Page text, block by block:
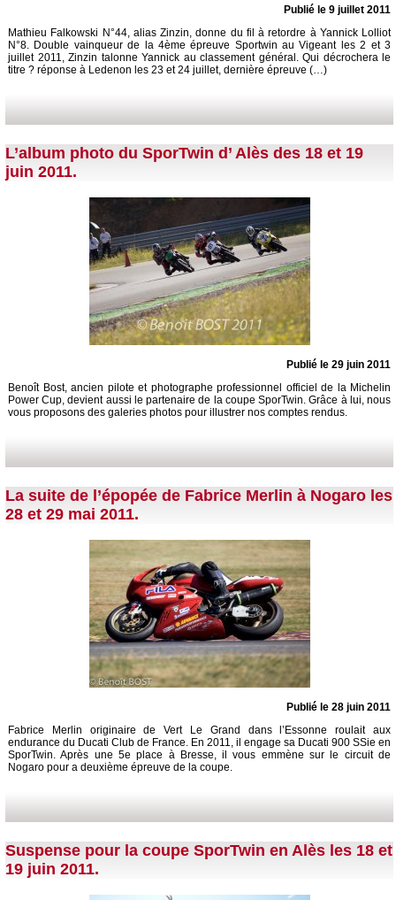
Publié le 9 juillet 2011
Mathieu Falkowski N°44, alias Zinzin, donne du fil à retordre à Yannick Lolliot
N°8. Double vainqueur de la 4ème épreuve Sportwin au Vigeant les 2 et 3
juillet 2011, Zinzin talonne Yannick au classement général. Qui décrochera le
titre ? réponse à Ledenon les 23 et 24 juillet, dernière épreuve (…)
L’album photo du SporTwin d’ Alès des 18 et 19
juin 2011.
Publié le 29 juin 2011
Benoît Bost, ancien pilote et photographe professionnel officiel de la Michelin
Power Cup, devient aussi le partenaire de la coupe SporTwin. Grâce à lui, nous
vous proposons des galeries photos pour illustrer nos comptes rendus.
La suite de l’épopée de Fabrice Merlin à Nogaro les
28 et 29 mai 2011.
Publié le 28 juin 2011
Fabrice Merlin originaire de Vert Le Grand dans l’Essonne roulait aux
endurance du Ducati Club de France. En 2011, il engage sa Ducati 900 SSie en
SporTwin. Après une 5e place à Bresse, il vous emmène sur le circuit de
Nogaro pour a deuxième épreuve de la coupe.
Suspense pour la coupe SporTwin en Alès les 18 et
19 juin 2011.